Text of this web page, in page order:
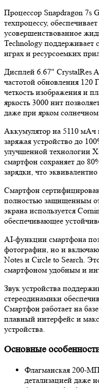
Процессор Snapdragon
техпроцессу,
усовершенствованное
Technology поддерживает
играх и ресурсоемких
Дисплей 6.67" CrystalRes
частотой обновления 120
четкость изображения и
яркость 3000 нит
даже при ярком солнечном
Аккумулятор на 5110 мАч
заряжая устройство до
улучшенной технологии
смартфон сохраняет до
зарядки, что
Смартфон
полностью защищенным
экрана используется
обеспечивающее
AI-функции смартфона
фотографии, но и
Notes и Circle to Search.
смартфоном удобным и
Звук устройства
стереодинамики
Смартфон работает на
плавный интерфейс и
устройства.
Основные
Флагманская 200-
детализацией даже